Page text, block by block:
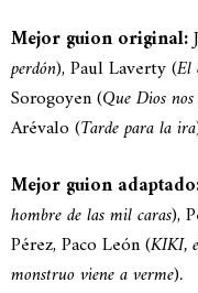
Mejor guion original:
perdón), Paul Laverty (El
Sorogoyen (Que Dios
Arévalo (Tarde para la ira
Mejor guion
hombre de las mil caras),
Pérez, Paco León (KIKI,
monstruo viene a verme).